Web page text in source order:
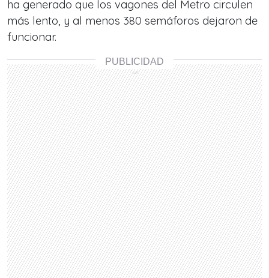
ha generado que los vagones del Metro circulen
más lento, y al menos 380 semáforos dejaron de
funcionar.